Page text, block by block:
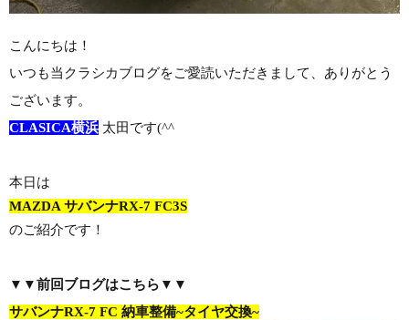
こんにちは！
いつも当クラシカブログをご愛読いただきまして、ありがとう
ございます。
CLASICA横浜 太田です(^^ゞ
本日は
MAZDA サバンナRX-7 FC3S
のご紹介です！
▼▼前回ブログはこちら▼▼
サバンナRX-7 FC 納車整備~タイヤ交換~